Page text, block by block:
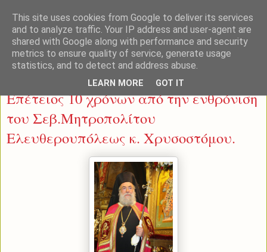
Πέμπτη 19 Ιουνίου 2014
Επέτειος 10 χρόνων από την ενθρόνιση
του Σεβ.Μητροπολίτου
Ελευθερουπόλεως κ. Χρυσοστόμου.
This site uses cookies from Google to deliver its services
and to analyze traffic. Your IP address and user-agent are
shared with Google along with performance and security
metrics to ensure quality of service, generate usage
statistics, and to detect and address abuse.
LEARN MORE GOT IT